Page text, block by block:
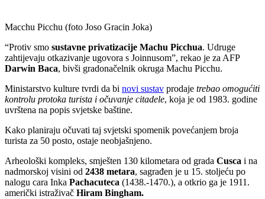
Macchu Picchu (foto Joso Gracin Joka)
“Protiv smo sustavne privatizacije Machu Picchua. Udruge
zahtijevaju otkazivanje ugovora s Joinnusom”, rekao je za AFP
Darwin Baca, bivši gradonačelnik okruga Machu Picchu.
Ministarstvo kulture tvrdi da bi novi sustav prodaje trebao omogućiti
kontrolu protoka turista i očuvanje citadele, koja je od 1983. godine
uvrštena na popis svjetske baštine.
Kako planiraju očuvati taj svjetski spomenik povećanjem broja
turista za 50 posto, ostaje neobjašnjeno.
Arheološki kompleks, smješten 130 kilometara od grada Cusca i na
nadmorskoj visini od 2438 metara, sagrađen je u 15. stoljeću po
nalogu cara Inka Pachacuteca (1438.-1470.), a otkrio ga je 1911.
američki istraživač Hiram Bingham.